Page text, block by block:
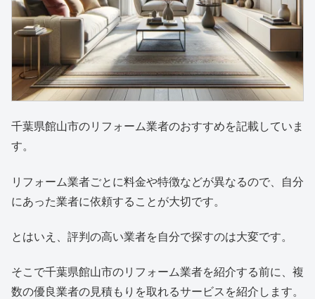
千葉県館山市のリフォーム業者のおすすめを記載していま
す。
リフォーム業者ごとに料金や特徴などが異なるので、自分
にあった業者に依頼することが大切です。
とはいえ、評判の高い業者を自分で探すのは大変です。
そこで千葉県館山市のリフォーム業者を紹介する前に、複
数の優良業者の見積もりを取れるサービスを紹介します。